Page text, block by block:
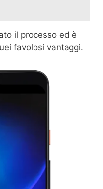
il processo ed è
favolosi vantaggi.